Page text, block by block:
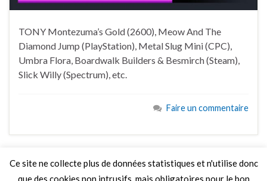
TONY Montezuma’s Gold (2600), Meow And The
Diamond Jump (PlayStation), Metal Slug Mini (CPC),
Umbra Flora, Boardwalk Builders & Besmirch (Steam),
Slick Willy (Spectrum), etc.
Faire un commentaire
Ce site ne collecte plus de données statistiques et n'utilise donc
que des cookies non intrusifs, mais obligatoires pour le bon